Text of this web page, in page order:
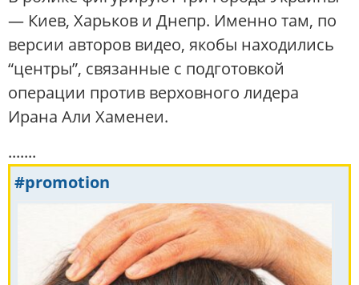
— Киев, Харьков и Днепр. Именно там, по
версии авторов видео, якобы находились
“центры”, связанные с подготовкой
операции против верховного лидера
Ирана Али Хаменеи.
.......
#promotion